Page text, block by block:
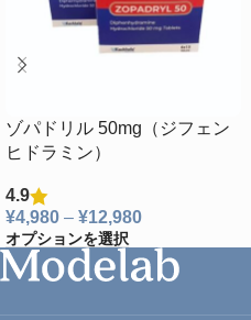
ゾパドリル 50mg（ジフェン
ヒドラミン）
4.9
¥4,980 – ¥12,980
オプションを選択